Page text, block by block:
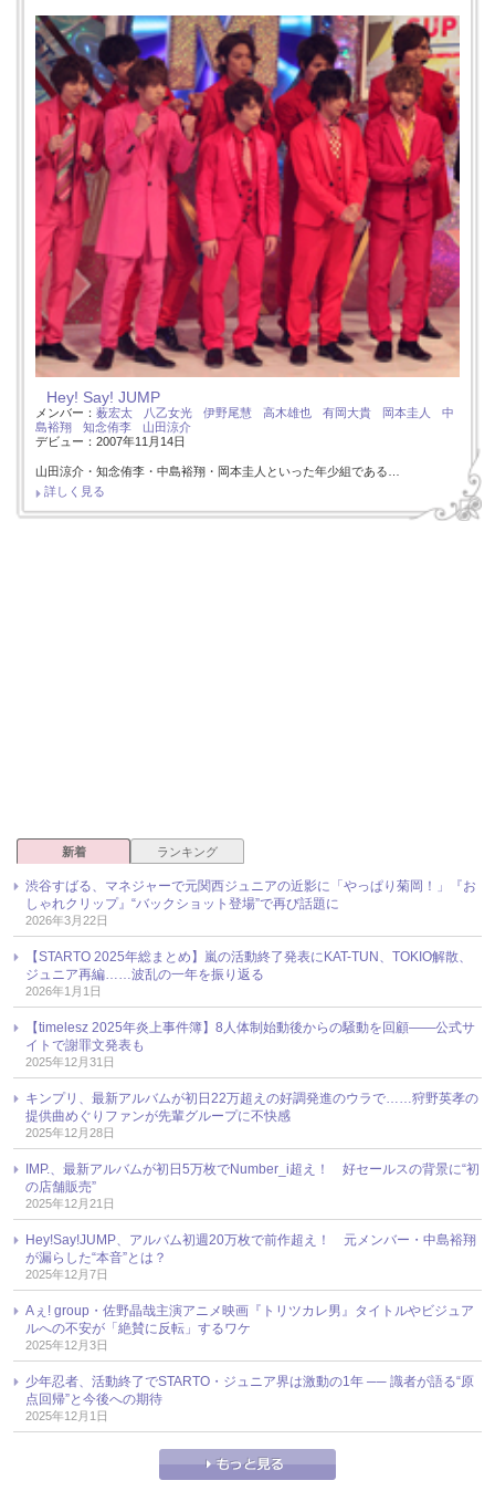
Hey! Say! JUMP
メンバー： 薮宏太 八乙女光 伊野尾慧 高木雄也 有岡大貴 岡本圭人
中
島裕翔
知念侑李
山田涼介
デビュー：2007年11月14日
山田涼介・知念侑李・中島裕翔・岡本圭人といった年少組である…
詳しく見る
新着 ランキング
渋谷すばる、マネジャーで元関西ジュニアの近影に「やっぱり菊岡！」『お
しゃれクリップ』“バックショット登場”で再び話題に
2026年3月22日
【STARTO 2025年総まとめ】嵐の活動終了発表にKAT-TUN、TOKIO解散、
ジュニア再編……波乱の一年を振り返る
2026年1月1日
【timelesz 2025年炎上事件簿】8人体制始動後からの騒動を回顧――公式サ
イトで謝罪文発表も
2025年12月31日
キンプリ、最新アルバムが初日22万超えの好調発進のウラで……狩野英孝の
提供曲めぐりファンが先輩グループに不快感
2025年12月28日
IMP.、最新アルバムが初日5万枚でNumber_i超え！ 好セールスの背景に“初
の店舗販売”
2025年12月21日
Hey!Say!JUMP、アルバム初週20万枚で前作超え！ 元メンバー・中島裕翔
が漏らした“本音”とは？
2025年12月7日
Aぇ! group・佐野晶哉主演アニメ映画『トリツカレ男』タイトルやビジュア
ルへの不安が「絶賛に反転」するワケ
2025年12月3日
少年忍者、活動終了でSTARTO・ジュニア界は激動の1年 ── 識者が語る“原
点回帰”と今後への期待
2025年12月1日